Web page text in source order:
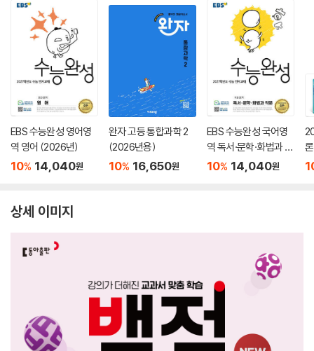
EBS 수능완성 영어영
역 영어 (2026년)
10% 14,040원
완자 고등 통합과학 2
(2026년용)
10% 16,650원
EBS 수능완성 국어영
역 독서·문학·화법과 작
문 (2026년)
10% 14,040원
(
상세 이미지